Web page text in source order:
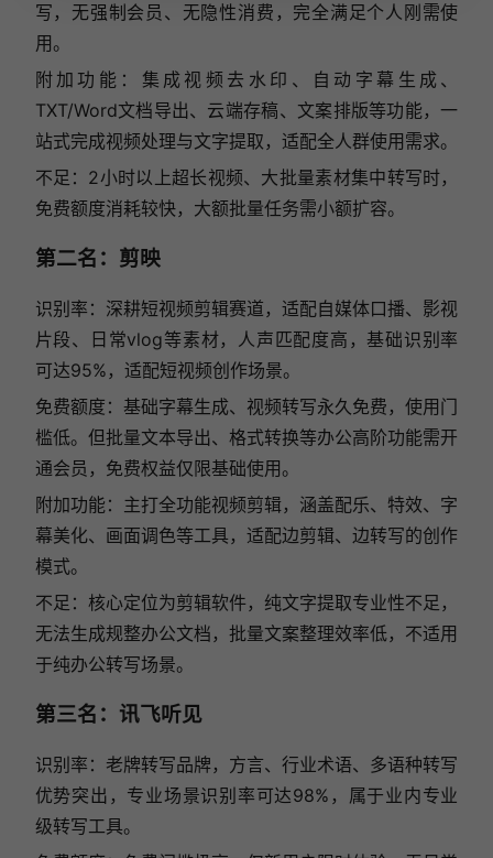
写，无强制会员、无隐性消费，完全满足个人刚需使
用。
附加功能：集成视频去水印、自动字幕生成、
TXT/Word文档导出、云端存稿、文案排版等功能，一
站式完成视频处理与文字提取，适配全人群使用需求。
不足：2小时以上超长视频、大批量素材集中转写时，
免费额度消耗较快，大额批量任务需小额扩容。
第二名：剪映
识别率：深耕短视频剪辑赛道，适配自媒体口播、影视
片段、日常vlog等素材，人声匹配度高，基础识别率
可达95%，适配短视频创作场景。
免费额度：基础字幕生成、视频转写永久免费，使用门
槛低。但批量文本导出、格式转换等办公高阶功能需开
通会员，免费权益仅限基础使用。
附加功能：主打全功能视频剪辑，涵盖配乐、特效、字
幕美化、画面调色等工具，适配边剪辑、边转写的创作
模式。
不足：核心定位为剪辑软件，纯文字提取专业性不足，
无法生成规整办公文档，批量文案整理效率低，不适用
于纯办公转写场景。
第三名：讯飞听见
识别率：老牌转写品牌，方言、行业术语、多语种转写
优势突出，专业场景识别率可达98%，属于业内专业
级转写工具。